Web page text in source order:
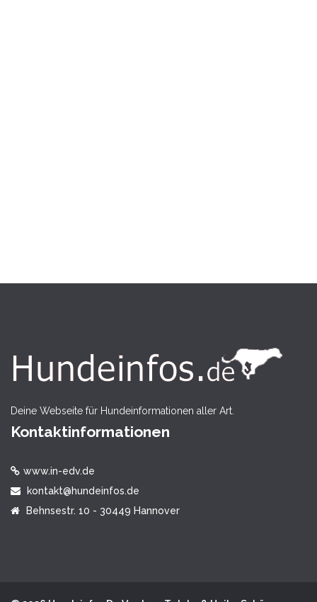
Deine Webseite für Hundeinformationen aller Art.
Kontaktinformationen
www.in-edv.de
kontakt@hundeinfos.de
Behnsestr. 10 - 30449 Hannover